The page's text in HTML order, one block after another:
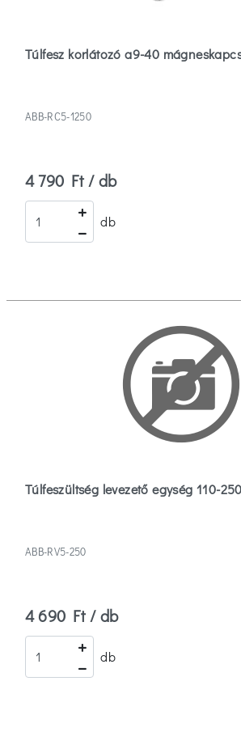
Túlfesz korlátozó a9-40
ABB-RC5-1250
4 790 Ft / db
db
Túlfeszültség levezető egység 110-
ABB-RV5-250
4 690 Ft / db
db